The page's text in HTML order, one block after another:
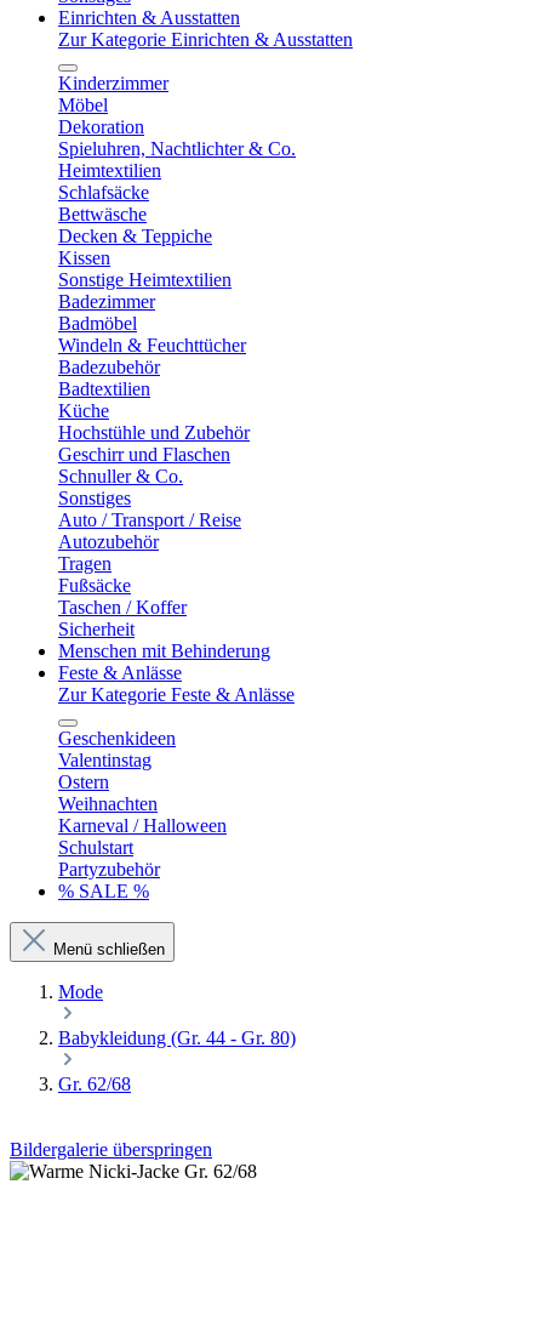
Einrichten & Ausstatten
Zur Kategorie Einrichten & Ausstatten
Kinderzimmer
Möbel
Dekoration
Spieluhren, Nachtlichter & Co.
Heimtextilien
Schlafsäcke
Bettwäsche
Decken & Teppiche
Kissen
Sonstige Heimtextilien
Badezimmer
Badmöbel
Windeln & Feuchttücher
Badezubehör
Badtextilien
Küche
Hochstühle und Zubehör
Geschirr und Flaschen
Schnuller & Co.
Sonstiges
Auto / Transport / Reise
Autozubehör
Tragen
Fußsäcke
Taschen / Koffer
Sicherheit
Menschen mit Behinderung
Feste & Anlässe
Zur Kategorie Feste & Anlässe
Geschenkideen
Valentinstag
Ostern
Weihnachten
Karneval / Halloween
Schulstart
Partyzubehör
% SALE %
Menü schließen
Mode
Babykleidung (Gr. 44 - Gr. 80)
Gr. 62/68
Bildergalerie überspringen